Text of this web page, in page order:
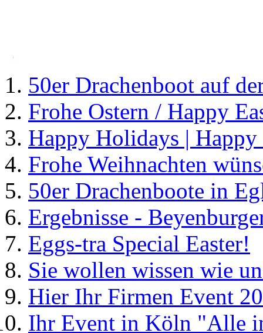
50er Drachenboot auf
Frohe Ostern / Happy
Happy Holidays |
Frohe Weihnachten
50er Drachenboote in
Ergebnisse -
Eggs-tra Special Easter!
Sie wollen wissen wie
Hier Ihr Firmen Event
Ihr Event in Köln "Alle